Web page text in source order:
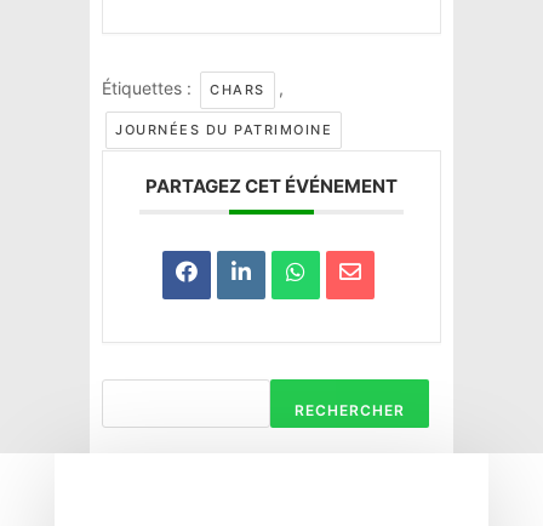
Étiquettes : CHARS ,
JOURNÉES DU PATRIMOINE
PARTAGEZ CET ÉVÉNEMENT
RECHERCHER